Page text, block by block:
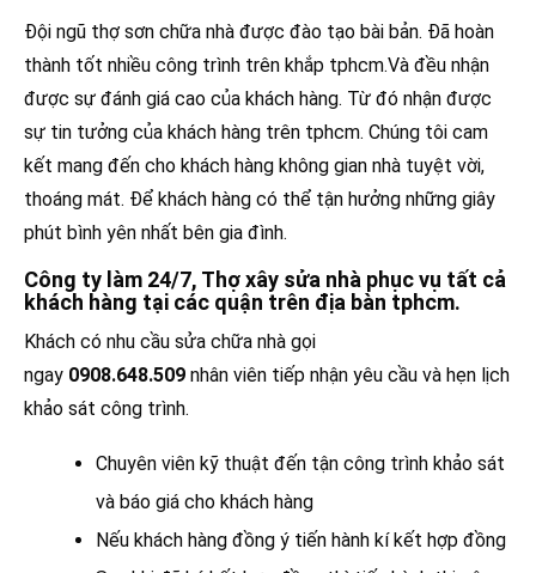
Đội ngũ thợ sơn chữa nhà được đào tạo bài bản. Đã hoàn
thành tốt nhiều công trình trên khắp tphcm.Và đều nhận
được sự đánh giá cao của khách hàng. Từ đó nhận được
sự tin tưởng của khách hàng trên tphcm. Chúng tôi cam
kết mang đến cho khách hàng không gian nhà tuyệt vời,
thoáng mát. Để khách hàng có thể tận hưởng những giây
phút bình yên nhất bên gia đình.
Công ty làm 24/7, Thợ xây sửa nhà phục vụ tất cả
khách hàng tại các quận trên địa bàn tphcm.
Khách có nhu cầu sửa chữa nhà gọi
ngay 0908.648.509 nhân viên tiếp nhận yêu cầu và hẹn lịch
khảo sát công trình.
Chuyên viên kỹ thuật đến tận công trình khảo sát
và báo giá cho khách hàng
Nếu khách hàng đồng ý tiến hành kí kết hợp đồng